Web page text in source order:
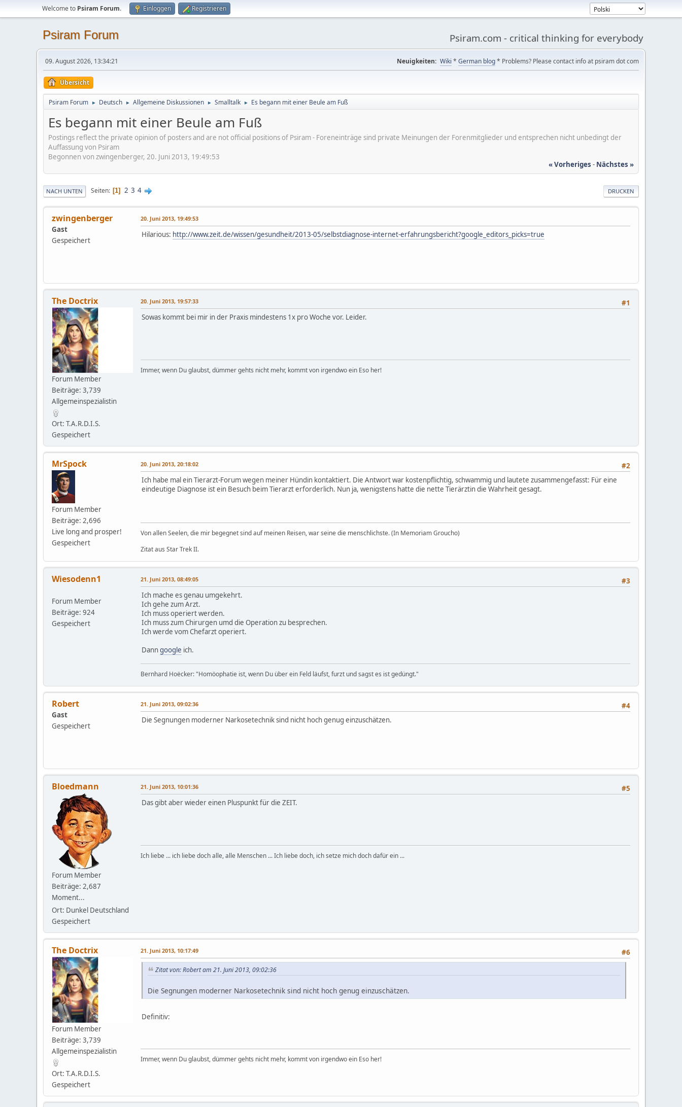
Welcome to Psiram Forum. Einloggen Registrieren
Psiram Forum Psiram.com - critical thinking for everybody
09. August 2026, 13:34:21 Neuigkeiten: Wiki * German blog* Problems? Please contact info at psiram dot com
Übersicht
Psiram Forum ► Deutsch ► Allgemeine Diskussionen ► Smalltalk ► Es begann mit einer Beule am Fuß
Es begann mit einer Beule am Fuß
Postings reflect the private opinion of posters and are not official positions of Psiram - Foreneinträge sind private Meinungen der Forenmitglieder und entsprechen nicht unbedingt der
Auffassung von Psiram
Begonnen von zwingenberger, 20. Juni 2013, 19:49:53
« Vorheriges - Nächstes »
DRUCKEN
NACH UNTEN Seiten 1 2 3 4
zwingenberger
Gast
Gespeichert
20. Juni 2013, 19:49:53
Hilarious: http://www.zeit.de/wissen/gesundheit/2013-05/selbstdiagnose-internet-erfahrungsbericht?google_editors_picks=true
The Doctrix
Forum Member
Beiträge: 3,739
Allgemeinspezialistin
Ort: T.A.R.D.I.S.
Gespeichert
#1
20. Juni 2013, 19:57:33
Sowas kommt bei mir in der Praxis mindestens 1x pro Woche vor. Leider.
Immer, wenn Du glaubst, dümmer gehts nicht mehr, kommt von irgendwo ein Eso her!
MrSpock
Forum Member
Beiträge: 2,696
Live long and prosper!
Gespeichert
#2
20. Juni 2013, 20:18:02
Ich habe mal ein Tierarzt-Forum wegen meiner Hündin kontaktiert. Die Antwort war kostenpflichtig, schwammig und lautete zusammengefasst: Für eine
eindeutige Diagnose ist ein Besuch beim Tierarzt erforderlich. Nun ja, wenigstens hatte die nette Tierärztin die Wahrheit gesagt.
Von allen Seelen, die mir begegnet sind auf meinen Reisen, war seine die menschlichste. (In Memoriam Groucho)
Zitat aus Star Trek II.
Wiesodenn1
Forum Member
Beiträge: 924
Gespeichert
#3
21. Juni 2013, 08:49:05
Ich mache es genau umgekehrt.
Ich gehe zum Arzt.
Ich muss operiert werden.
Ich muss zum Chirurgen umd die Operation zu besprechen.
Ich werde vom Chefarzt operiert.
Danngoogle ich.
Bernhard Hoëcker: "Homöophatie ist, wenn Du über ein Feld läufst, furzt und sagst es ist gedüngt."
Robert
Gast
Gespeichert
#4
21. Juni 2013, 09:02:36
Die Segnungen moderner Narkosetechnik sind nicht hoch genug einzuschätzen.
Bloedmann
Forum Member
Beiträge: 2,687
Moment...
Ort: Dunkel Deutschland
Gespeichert
#5
21. Juni 2013, 10:01:36
Das gibt aber wieder einen Pluspunkt für die ZEIT.
Ich liebe ... ich liebe doch alle, alle Menschen ... Ich liebe doch, ich setze mich doch dafür ein ...
The Doctrix
Forum Member
Beiträge: 3,739
Allgemeinspezialistin
Ort: T.A.R.D.I.S.
Gespeichert
#6
21. Juni 2013, 10:17:49
Zitat von: Robert am 21. Juni 2013, 09:02:36
Die Segnungen moderner Narkosetechnik sind nicht hoch genug einzuschätzen.
Definitiv:
Immer, wenn Du glaubst, dümmer gehts nicht mehr, kommt von irgendwo ein Eso her!